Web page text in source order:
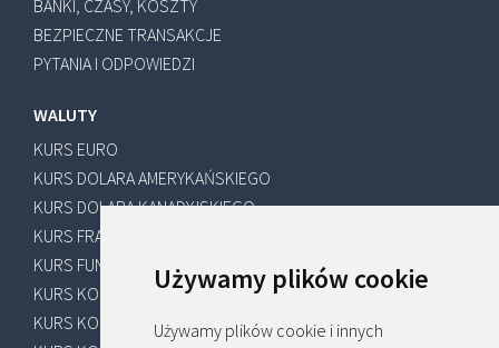
Używamy plików cookie
Używamy plików cookie i innych
BANKI, CZASY, KOSZTY
BEZPIECZNE TRANSAKCJE
PYTANIA I ODPOWIEDZI
WALUTY
KURS EURO
KURS DOLARA AMERYKAŃSKIEGO
KURS DOLARA KANADYJSKIEGO
KURS FRANKA SZWAJCARSKIEGO
KURS FUNTA SZTERLINGA
KURS KORONY SZWEDZKIEJ
KURS KORONY DUŃSKIEJ